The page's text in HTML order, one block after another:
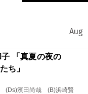
Aug
「真夏の夜の
ち」
(Ds)濱田尚哉 (B)浜崎賢